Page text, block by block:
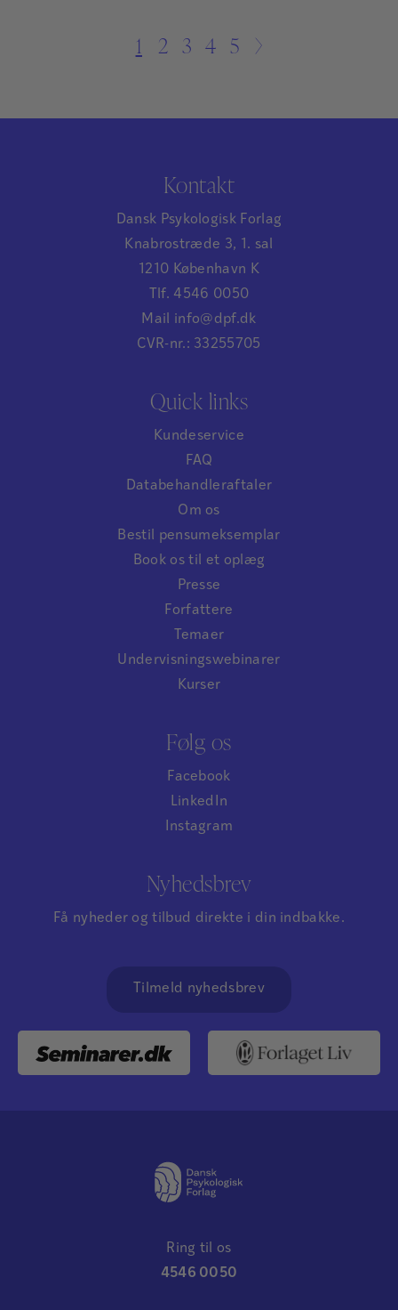
1 2 3 4 5 →
Kontakt
Dansk Psykologisk Forlag
Knabrostræde 3, 1. sal
1210 København K
Tlf. 4546 0050
Mail info@dpf.dk
CVR-nr.: 33255705
Quick links
Kundeservice
FAQ
Databehandleraftaler
Om os
Bestil pensumeksemplar
Book os til et oplæg
Presse
Forfattere
Temaer
Undervisningswebinarer
Kurser
Følg os
Facebook
LinkedIn
Instagram
Nyhedsbrev
Få nyheder og tilbud direkte i din indbakke.
Tilmeld nyhedsbrev
Ring til os
4546 0050